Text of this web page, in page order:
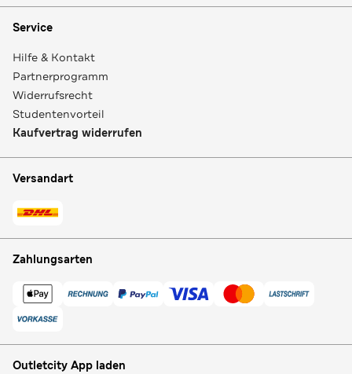
Service
Hilfe & Kontakt
Partnerprogramm
Widerrufsrecht
Studentenvorteil
Kaufvertrag widerrufen
Versandart
Zahlungsarten
Outletcity App laden